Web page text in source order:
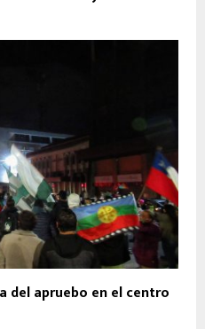
del apruebo en el centro